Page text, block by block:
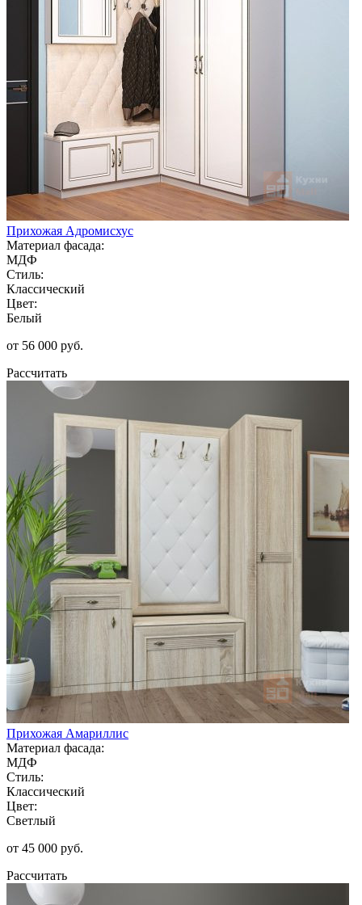
Прихожая Адромисхус
Материал фасада:
МДФ
Стиль:
Классический
Цвет:
Белый
от 56 000 руб.
Рассчитать
Прихожая Амариллис
Материал фасада:
МДФ
Стиль:
Классический
Цвет:
Светлый
от 45 000 руб.
Рассчитать